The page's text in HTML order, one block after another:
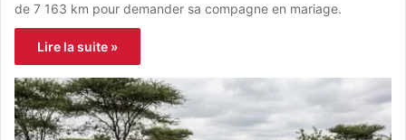
de 7 163 km pour demander sa compagne en mariage.
Lire la suite »